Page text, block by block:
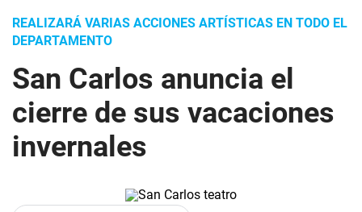
REALIZARÁ VARIAS ACCIONES ARTÍSTICAS EN TODO EL
DEPARTAMENTO
San Carlos anuncia el
cierre de sus vacaciones
invernales